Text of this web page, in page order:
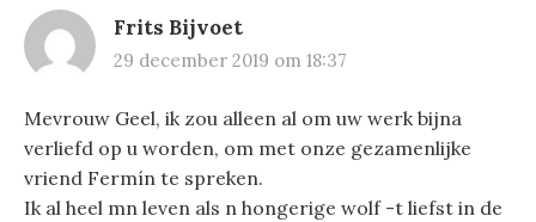
Frits Bijvoet
29 december 2019 om 18:37
Mevrouw Geel, ik zou alleen al om uw werk bijna
verliefd op u worden, om met onze gezamenlijke
vriend Fermín te spreken.
Ik al heel mn leven als n hongerige wolf -t liefst in de